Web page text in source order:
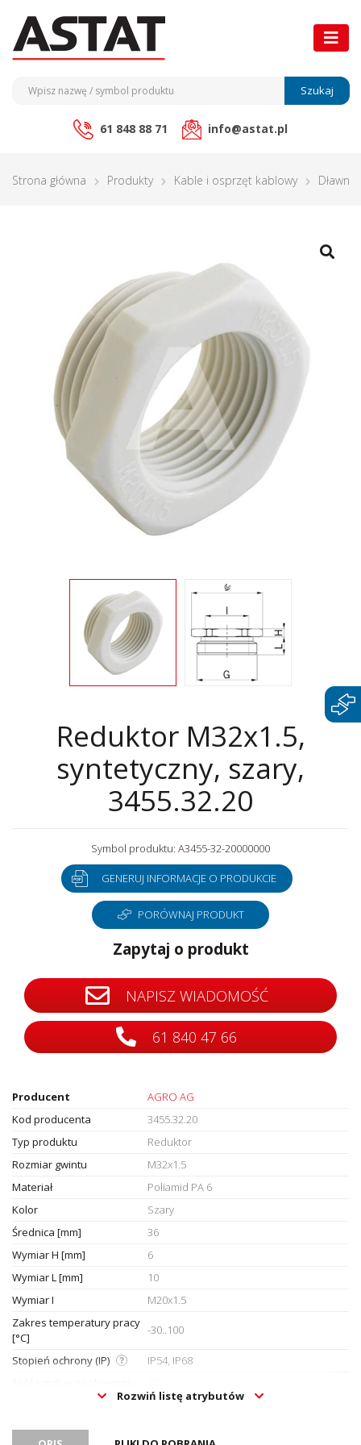
Szukaj
61 848 88 71 info@astat.pl
Strona główna Produkty Kable i osprzęt kablowy
Reduktor M32x1.5,
syntetyczny, szary,
3455.32.20
Symbol produktu: A3455-32-20000000
GENERUJ INFORMACJE O PRODUKCIE
PORÓWNAJ PRODUKT
Zapytaj o produkt
NAPISZ WIADOMOŚĆ
61 840 47 66
Producent
AGRO AG
Kod producenta
3455.32.20
Typ produktu
Reduktor
Rozmiar gwintu
M32x1.5
Materiał
Poliamid PA 6
Kolor
Szary
Średnica [mm]
36
Wymiar H [mm]
6
Wymiar L [mm]
10
Wymiar I
M20x1.5
Zakres temperatury pracy
[°C]
-30..100
Stopień ochrony (IP)
IP54, IP68
Certyfikat UL
Rozwiń listę atrybutów